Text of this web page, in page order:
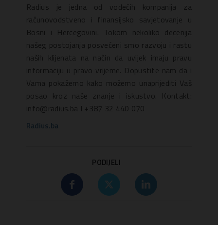
Radius je jedna od vodećih kompanija za
računovodstveno i finansijsko savjetovanje u
Bosni i Hercegovini. Tokom nekoliko decenija
našeg postojanja posvećeni smo razvoju i rastu
naših klijenata na način da uvijek imaju pravu
informaciju u pravo vrijeme. Dopustite nam da i
Vama pokažemo kako možemo unaprijediti Vaš
posao kroz naše znanje i iskustvo. Kontakt:
info@radius.ba I +387 32 440 070
Radius.ba
PODIJELI